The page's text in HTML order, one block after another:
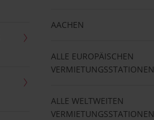
AACHEN
ALLE EUROPÄISCHEN
VERMIETUNGSSTATIONEN
ALLE WELTWEITEN
VERMIETUNGSSTATIONEN